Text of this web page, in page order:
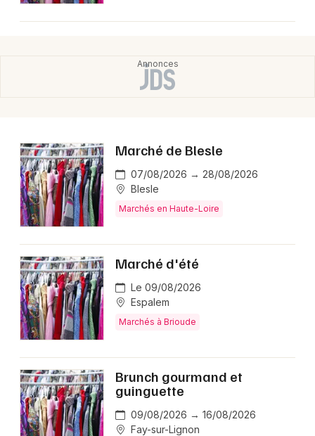
Marché de Blesle
07/08/2026 → 28/08/2026
Blesle
Marchés en Haute-Loire
Marché d'été
Le 09/08/2026
Espalem
Marchés à Brioude
Brunch gourmand et
guinguette
09/08/2026 → 16/08/2026
Fay-sur-Lignon